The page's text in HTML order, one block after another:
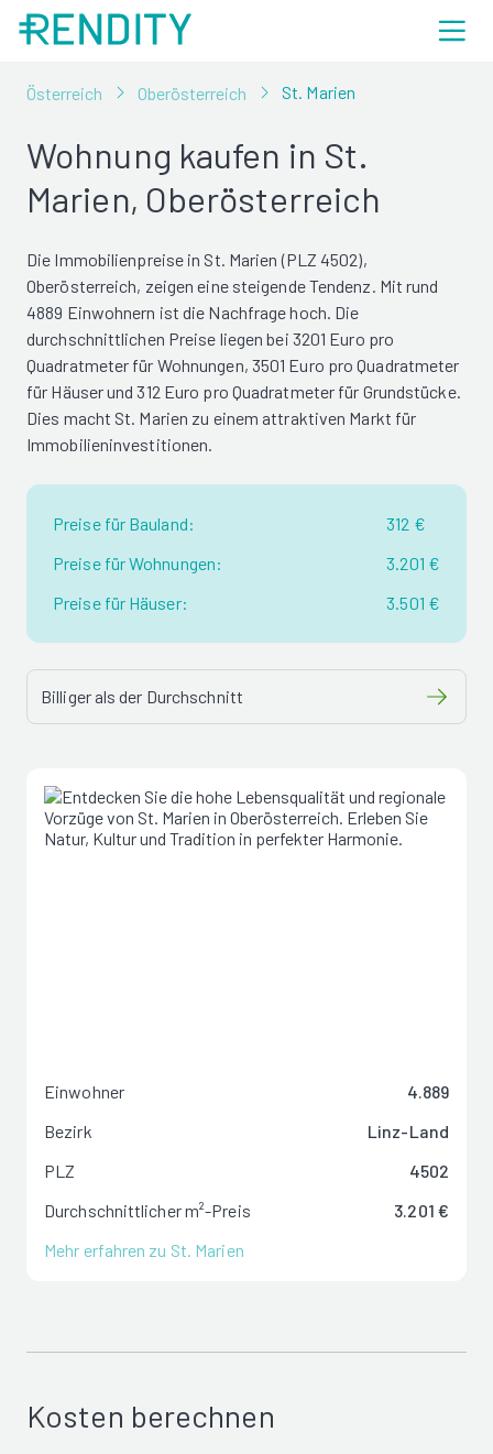
Österreich Oberösterreich St. Marien
Wohnung kaufen in St.
Marien, Oberösterreich
Die Immobilienpreise in St. Marien (PLZ 4502),
Oberösterreich, zeigen eine steigende Tendenz. Mit rund
4889 Einwohnern ist die Nachfrage hoch. Die
durchschnittlichen Preise liegen bei 3201 Euro pro
Quadratmeter für Wohnungen, 3501 Euro pro Quadratmeter
für Häuser und 312 Euro pro Quadratmeter für Grundstücke.
Dies macht St. Marien zu einem attraktiven Markt für
Immobilieninvestitionen.
Preise für Bauland:
312 €
Preise für Wohnungen:
3.201 €
Preise für Häuser:
3.501 €
Billiger als der Durchschnitt
Einwohner
4.889
Bezirk
Linz-Land
PLZ
4502
Durchschnittlicher m²-Preis
3.201 €
Mehr erfahren zu St. Marien
Kosten berechnen